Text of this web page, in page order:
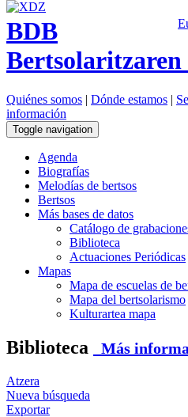
BDB
Bertsolaritzaren
Quiénes somos | Dónde estamos |
información
Toggle navigation
Agenda
Biografías
Melodías de bertsos
Bertsos
Más bases de datos
Catálogo de
Biblioteca
Actuaciones Periódicas
Mapas
Mapa de escuelas de
Mapa del bertsolarismo
Kulturartea mapa
Biblioteca Más
Atzera
Nueva búsqueda
Exportar